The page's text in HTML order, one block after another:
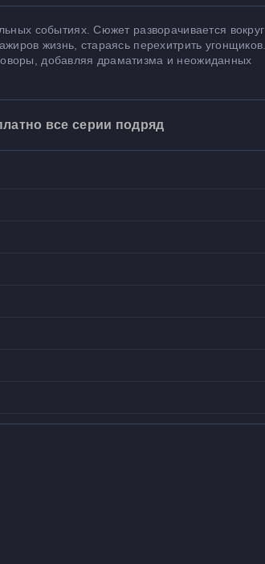
событиях. Сюжет разворачивается вокруг
жизнь, стараясь перехитрить угонщиков.
добавляя драматизма и неожиданных
все серии подряд